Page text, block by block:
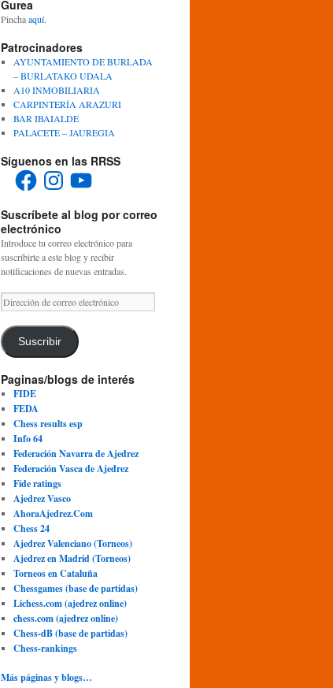
Gurea
Pinchaaquí.
Patrocinadores
AYUNTAMIENTO DE BURLADA
– BURLATAKO UDALA
A10 INMOBILIARIA
CARPINTERÍA ARAZURI
BAR IBAIALDE
PALACETE – JAUREGIA
Síguenos en las RRSS
FacebookInstagramYouTube
Suscríbete al blog por correo
electrónico
Introduce tu correo electrónico para
suscribirte a este blog y recibir
notificaciones de nuevas entradas.
Dirección
de
correo
electrónico
Suscribir
Paginas/blogs de interés
FIDE
FEDA
Chess results esp
Info 64
Federación Navarra de Ajedrez
Federación Vasca de Ajedrez
Fide ratings
Ajedrez Vasco
AhoraAjedrez.Com
Chess 24
Ajedrez Valenciano (Torneos)
Ajedrez en Madrid (Torneos)
Torneos en Cataluña
Chessgames (base de partidas)
Lichess.com (ajedrez online)
chess.com (ajedrez online)
Chess-dB (base de partidas)
Chess-rankings
Más páginas y blogs…